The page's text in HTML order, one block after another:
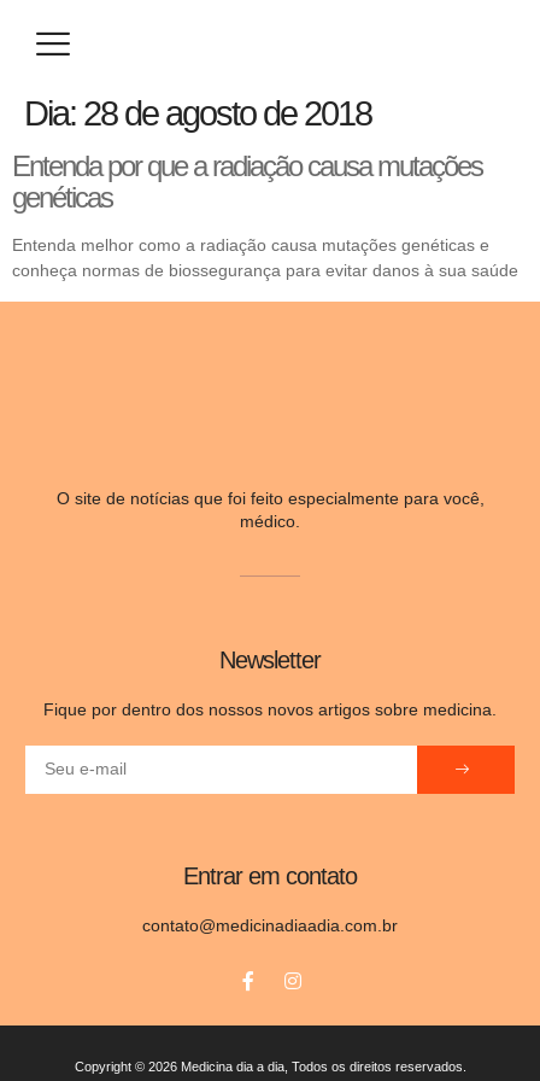
Dia: 28 de agosto de 2018
Entenda por que a radiação causa mutações
genéticas
Entenda melhor como a radiação causa mutações genéticas e
conheça normas de biossegurança para evitar danos à sua saúde
Newsletter
Fique por dentro dos nossos novos artigos sobre medicina.
O site de notícias que foi feito especialmente para você,
médico.
Entrar em contato
contato@medicinadiaadia.com.br
Copyright © 2026 Medicina dia a dia, Todos os direitos reservados.